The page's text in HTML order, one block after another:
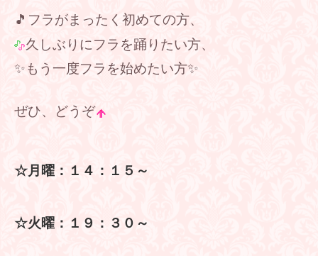
🎵フラがまったく初めての方、
久しぶりにフラを踊りたい方、
✨もう一度フラを始めたい方✨
ぜひ、どうぞ
☆月曜： １４：１５～
☆火曜： １９：３０～